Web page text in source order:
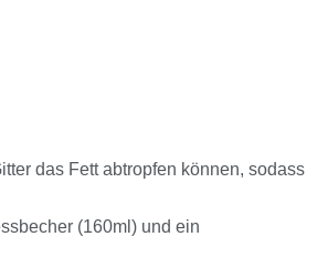
das Fett abtropfen können, sodass
(160ml) und ein